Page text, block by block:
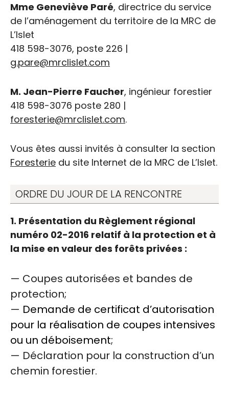
Mme Geneviève Paré, directrice du service
de l’aménagement du territoire de la MRC de
L’Islet
418 598-3076, poste 226 |
g.pare@mrclislet.com
M. Jean-Pierre Faucher, ingénieur forestier
418 598-3076 poste 280 |
foresterie@mrclislet.com.
Vous êtes aussi invités à consulter la section
Foresterie du site Internet de la MRC de L’Islet.
ORDRE DU JOUR DE LA RENCONTRE
1. Présentation du Règlement régional
numéro 02-2016 relatif à la protection et à
la mise en valeur des forêts privées :
— Coupes autorisées et bandes de
protection;
— Demande de certificat d’autorisation
pour la réalisation de coupes intensives
ou un déboisement;
— Déclaration pour la construction d’un
chemin forestier.